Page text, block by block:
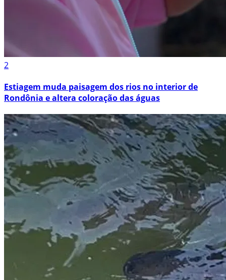
2
Estiagem muda paisagem dos rios no interior de
Rondônia e altera coloração das águas